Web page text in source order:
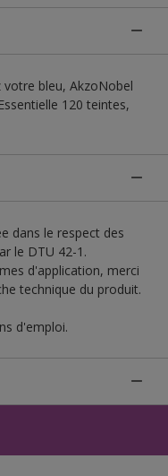
votre bleu, AkzoNobel
120 teintes,
dans le respect des
le DTU 42-1.
d'application, merci
technique du produit.
d'emploi.